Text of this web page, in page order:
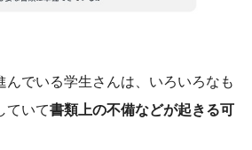
んでいる学生さんは、いろいろなも
ていて書類上の不備などが起きる可